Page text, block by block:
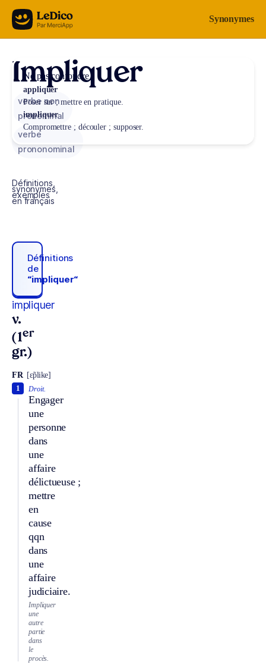
Aller au contenu Synonymes
Impliquer
verbe non
pronominal
verbe
prononominal
Définitions,
synonymes,
exemples
en français
Définitions
de
“impliquer“
impliquer
v.
(1er
gr.)
FR [ɛ̃plike]
Droit.
Engager
une
personne
dans
une
affaire
délictueuse ;
mettre
en
cause
qqn
dans
une
affaire
judiciaire.
1
Impliquer
une
autre
partie
dans
le
procès.
Ne pas confondre
appliquer
Poser sur ; mettre en pratique.
impliquer
Compromettre ; découler ; supposer.